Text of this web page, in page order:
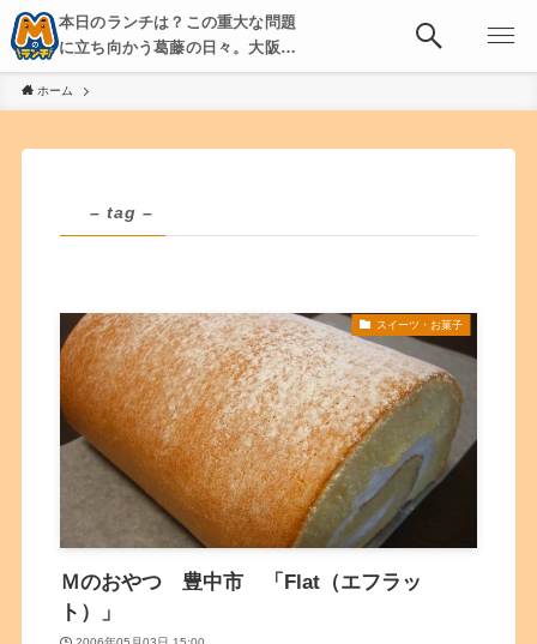
本日のランチは？この重大な問題
に立ち向かう葛藤の日々。大阪・
京都・神戸を中心とした食べ歩
き、飲み歩きを綴る。
ホーム
– tag –
スイーツ・お菓子
Ｍのおやつ 豊中市 「Flat（エフラッ
ト）」